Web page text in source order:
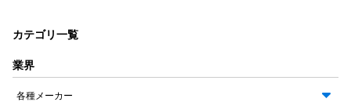
カテゴリ一覧
業界
各種メーカー